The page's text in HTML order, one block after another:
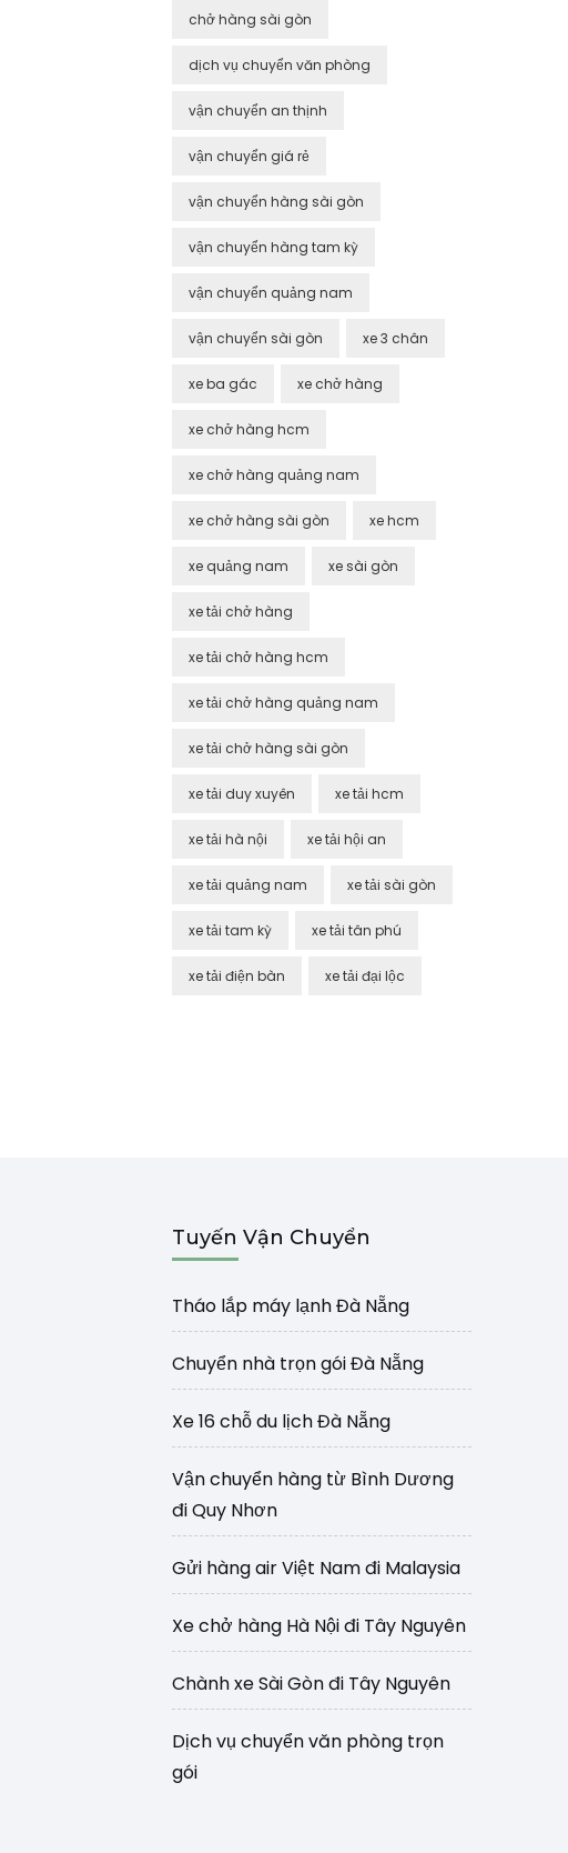
chở hàng sài gòn
dịch vụ chuyển văn phòng
vận chuyển an thịnh
vận chuyển giá rẻ
vận chuyển hàng sài gòn
vận chuyển hàng tam kỳ
vận chuyển quảng nam
vận chuyển sài gòn xe 3 chân
xe ba gác xe chở hàng
xe chở hàng hcm
xe chở hàng quảng nam
xe chở hàng sài gòn xe hcm
xe quảng nam xe sài gòn
xe tải chở hàng
xe tải chở hàng hcm
xe tải chở hàng quảng nam
xe tải chở hàng sài gòn
xe tải duy xuyên xe tải hcm
xe tải hà nội xe tải hội an
xe tải quảng nam xe tải sài gòn
xe tải tam kỳ xe tải tân phú
xe tải điện bàn xe tải đại lộc
Tuyến Vận Chuyển
Tháo lắp máy lạnh Đà Nẵng
Chuyển nhà trọn gói Đà Nẵng
Xe 16 chỗ du lịch Đà Nẵng
Vận chuyển hàng từ Bình Dương
đi Quy Nhơn
Gửi hàng air Việt Nam đi Malaysia
Xe chở hàng Hà Nội đi Tây Nguyên
Chành xe Sài Gòn đi Tây Nguyên
Dịch vụ chuyển văn phòng trọn
gói